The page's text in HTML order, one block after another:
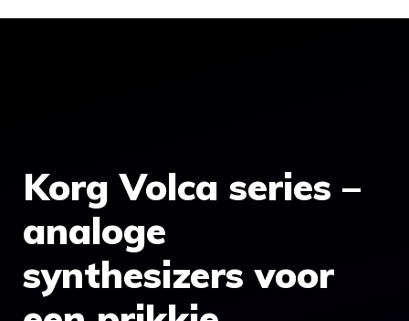
Korg Volca series –
analoge
synthesizers voor